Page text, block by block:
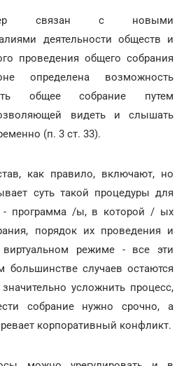
связан с новыми
деятельности обществ и
проведения общего собрания
определена возможность
общее собрание путем
видеть и слышать
(п. 3 ст. 33).
как правило, включают, но
суть такой процедуры для
- программа /ы, в которой / ых
порядок их проведения и
режиме - все эти
случаев остаются
усложнить процесс,
собрание нужно срочно, а
корпоративный конфликт.